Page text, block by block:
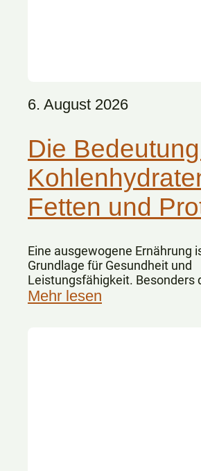
6. August 2026
Die
Fetten und
Eine ausgewogene Ernährung
Grundlage für Gesundheit und
Leistungsfähigkeit. Besonders
Hauptnährstoffe
Mehr lesen